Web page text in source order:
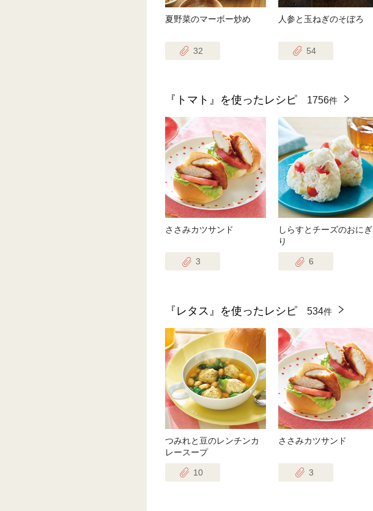
夏野菜のマーボー炒め
32
人参と玉ねぎのそぼろ
54
『トマト』を使ったレシピ 1756件
ささみカツサンド
3
しらすとチーズのおにぎ
り
6
『レタス』を使ったレシピ 534件
つみれと豆のレンチンカ
レースープ
10
ささみカツサンド
3